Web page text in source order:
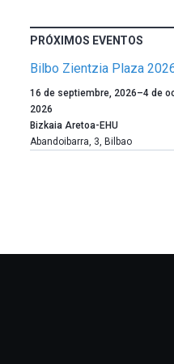
PRÓXIMOS EVENTOS
Bilbo Zientzia Plaza
Un
año
más,
Bilbao
la
16 de septiembre, 2026–4 de
2026
Bizkaia Aretoa-EHU
Abandoibarra, 3, Bilbao